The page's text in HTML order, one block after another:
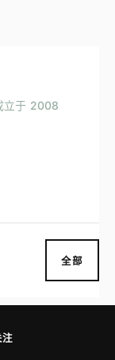
立于 2008
全部
注